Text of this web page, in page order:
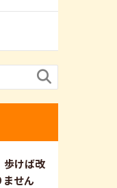

歩けば改
ません